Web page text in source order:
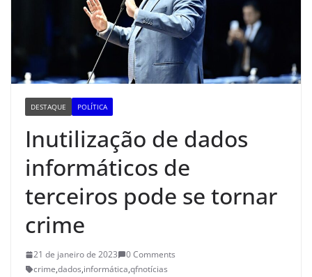
DESTAQUE POLÍTICA
Inutilização de dados
informáticos de
terceiros pode se tornar
crime
21 de janeiro de 2023
0 Comments
crime,dados,informática,qfnotícias